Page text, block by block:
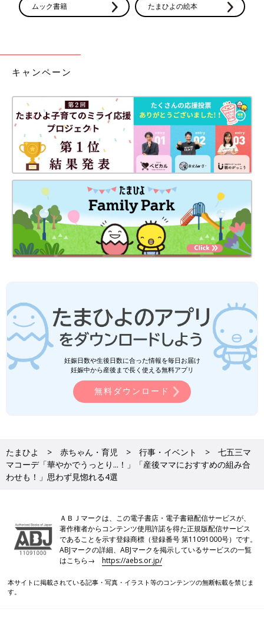
ムック書籍 たまひよの絵本
キャンペーン
妊娠日数や生後日数に合った情報を毎日お届け
妊娠中から産後まで長く使える無料アプリ
無料ダウンロード
たまひよ 赤ちゃん・育児 行事・イベント
七五三マ
マコーデ「華やかでうっとり...！」「産後ママにおすすめの組み合
わせも！」思わず見惚れる4選
ＡＢＪマークは、この電子書店・電子書籍配信サービスが、
著作権者からコンテンツ使用許諾を得た正規版配信サービス
であることを示す登録商標（登録番号 第11091000号）です。
ABJマークの詳細、ABJマークを掲示しているサービスの一覧
はこちら→https://aebs.or.jp/
本サイトに掲載されている記事・写真・イラスト等のコンテンツの無断転載を禁じま
す。